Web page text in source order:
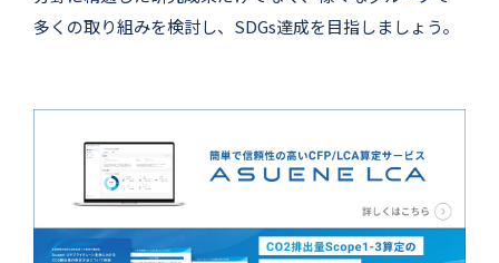
多くの取り組みを検討し、SDGs達成を目指しましょう。